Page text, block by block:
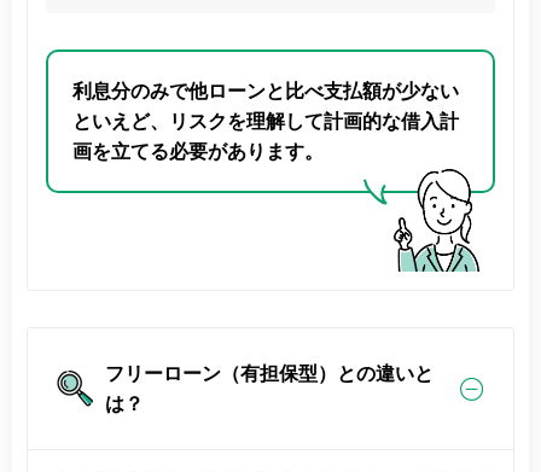
利息分のみで他ローンと比べ支払額が少ない
といえど、リスクを理解して計画的な借入計
画を立てる必要があります。
フリーローン（有担保型）との違いと
は？